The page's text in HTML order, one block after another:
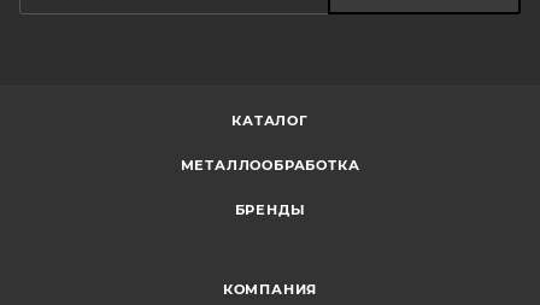
КАТАЛОГ
МЕТАЛЛООБРАБОТКА
БРЕНДЫ
КОМПАНИЯ